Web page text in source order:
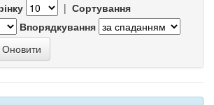
| Сортування
Впорядкування